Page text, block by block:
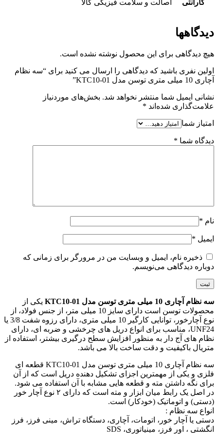
گارانتی اصالت و سلامت فیزیکی کالا
دیدگاهها
هیچ دیدگاهی برای این محصول نوشته نشده است.
اولین نفری باشید که دیدگاهی را ارسال می کنید برای “سه نظام
آچاری 10 میلی متری توسن مدل KTC10-01”
نشانی ایمیل شما منتشر نخواهد شد. بخش‌های موردنیاز
علامت‌گذاری شده‌اند *
امتیاز شما
دیدگاه شما *
نام *
ایمیل *
ذخیره نام، ایمیل و وبسایت من در مرورگر برای زمانی که
دوباره دیدگاهی می‌نویسم.
سه نظام آچاری 10 میلی متری توسن مدل KTC10-01
یکی از
محصولات توسن است دارای سایز 10 میلی متر، از جنس فولاد، از
نوع آچارخور، توانایی کارگیر 10 میلی متری، دارای رزوه شفت 3/8 یا
UNF24، مناسب برای انواع دریل های چرخشی و ضربه ای، دارای
نظام های آج دار به منظور افزایش سطح درگیری بیشتر، استفاده از
متریال باکیفیت و دقت ساخت بالا می باشد.
سه نظام آچاری 10 میلی متری توسن مدل KTC10-01 قطعه ای
فلزی و یکی از مهمترین اجزای تشکیل دهنده دریل است که از آن
برای نگه داشتن مته و قطعه هایی مشابه با آن استفاده می شود.
در اصل یک رابط میان ابزار و مته است که دارای ۲ نوع آچار خور
(دستی) و اتوماتیک (خودکار) است.
انواع سه نظام :
دستی یا آچار خور، اتومات، آچاری، دستگاه تراش، مینی فرز، فرز
انگشتی ، اور فرز، مینیاتوری، SDS